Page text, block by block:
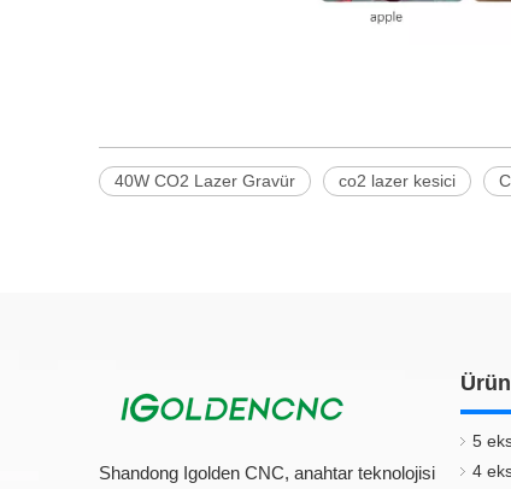
40W CO2 Lazer Gravür co2 lazer kesici
Shandong Igolden CNC, anahtar teknolojisi
5
4